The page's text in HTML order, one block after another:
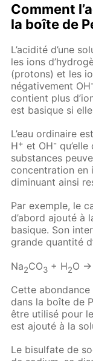
Comment
la boîte de
L’acidité d’une
les ions
(protons) et les
négativement OH-
contient plus
est basique si
L’eau ordinaire
H+ et OH-
substances
concentration en
diminuant ainsi
Par exemple, le
d’abord ajouté à
basique. Son
grande quantité
Na2CO3 + H2O →
Cette abondance
dans la boîte de
être utilisé pour
est ajouté à la
Le bisulfate de